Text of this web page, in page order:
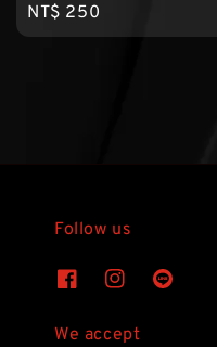
Regular
price
NT$ 250
Follow us
We accept